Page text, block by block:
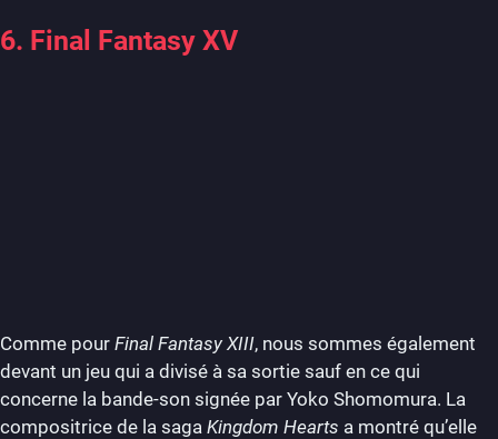
6. Final Fantasy XV
Comme pour Final Fantasy XIII, nous sommes également
devant un jeu qui a divisé à sa sortie sauf en ce qui
concerne la bande-son signée par Yoko Shomomura. La
compositrice de la saga Kingdom Hearts a montré qu’elle